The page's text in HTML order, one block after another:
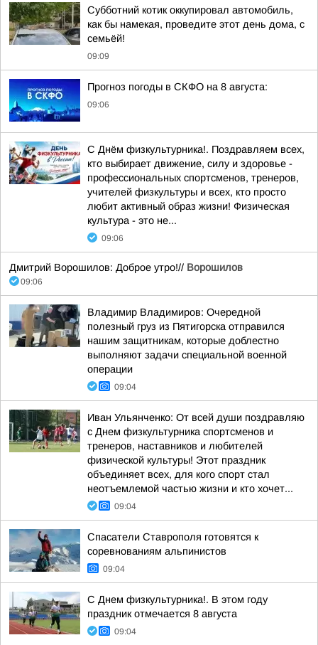
Субботний котик оккупировал автомобиль,
как бы намекая, проведите этот день дома, с
семьёй!
09:09
Прогноз погоды в СКФО на 8 августа:
09:06
С Днём физкультурника!. Поздравляем всех,
кто выбирает движение, силу и здоровье -
профессиональных спортсменов, тренеров,
учителей физкультуры и всех, кто просто
любит активный образ жизни! Физическая
культура - это не...
09:06
Дмитрий Ворошилов: Доброе утро!// Ворошилов
09:06
Владимир Владимиров: Очередной
полезный груз из Пятигорска отправился
нашим защитникам, которые доблестно
выполняют задачи специальной военной
операции
09:04
Иван Ульянченко: От всей души поздравляю
с Днем физкультурника спортсменов и
тренеров, наставников и любителей
физической культуры! Этот праздник
объединяет всех, для кого спорт стал
неотъемлемой частью жизни и кто хочет...
09:04
Спасатели Ставрополя готовятся к
соревнованиям альпинистов
09:04
С Днем физкультурника!. В этом году
праздник отмечается 8 августа
09:04